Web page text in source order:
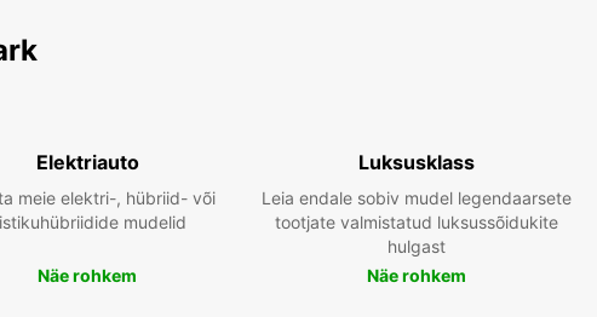
Elektriauto
meie elektri-, hübriid- või
mudelid
Näe rohkem
Luksusklass
Leia endale sobiv mudel legendaarsete
tootjate valmistatud luksussõidukite
hulgast
Näe rohkem